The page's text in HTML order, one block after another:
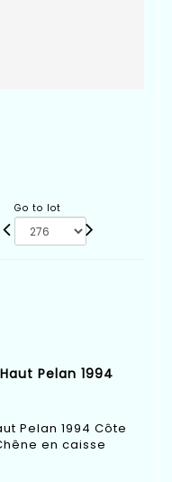
Go to lot
Pelan 1994
Pelan 1994 Côte
en caisse